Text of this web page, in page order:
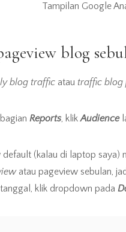
Tampilan Google
blog
blog traffic atau traffic blog
Reports, klikAudience
(kalau di laptop saya)
atau pageview sebulan,
klik dropdown pada